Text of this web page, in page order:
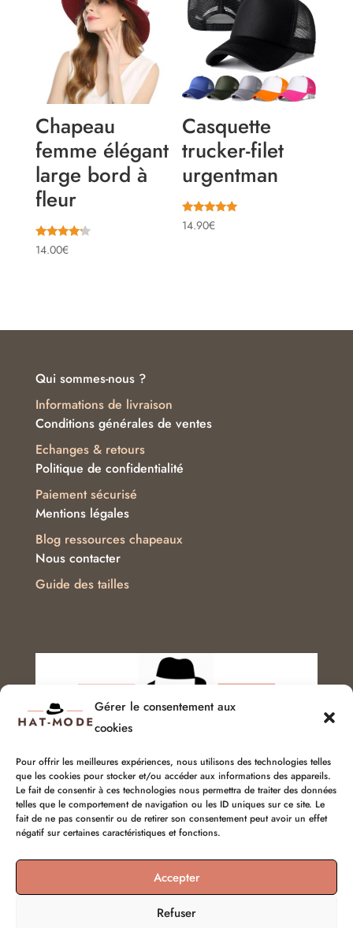
Gérer le consentement aux
cookies
Pour offrir les meilleures expériences, nous utilisons des technologies telles
que les cookies pour stocker et/ou accéder aux informations des appareils.
Le fait de consentir à ces technologies nous permettra de traiter des données
telles que le comportement de navigation ou les ID uniques sur ce site. Le
fait de ne pas consentir ou de retirer son consentement peut avoir un effet
négatif sur certaines caractéristiques et fonctions.
Accepter
Refuser
Chapeau
femme élégant
large bord à
fleur
Note
4.00
14.00€
Casquette
trucker-filet
urgentman
Note
5.00
14.90€
Qui sommes-nous ?
Conditions générales de ventes
Politique de confidentialité
Mentions légales
Nous contacter
Informations de livraison
Echanges & retours
Paiement sécurisé
Blog ressources chapeaux
Guide des tailles
Service client :
06 51 04 04 85
chapellerie@hat-mode.com